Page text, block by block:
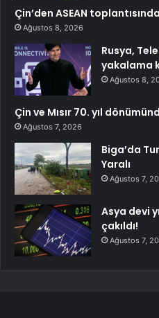
Çin’den ASEAN
Ağustos 8, 2026
Rusya,
yakalama
Ağustos 8,
Çin ve Mısır 70. yıl
Ağustos 7, 2026
Biga’da
Yaralı
Ağustos 7,
Asya devi
çakıldı!
Ağustos 7,